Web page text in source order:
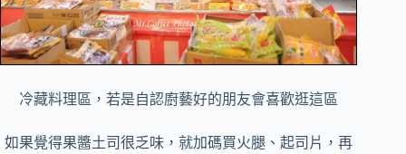
冷藏料理區，若是自認廚藝好的朋友會喜歡逛這區
如果覺得果醬土司很乏味，就加碼買火腿、起司片，再